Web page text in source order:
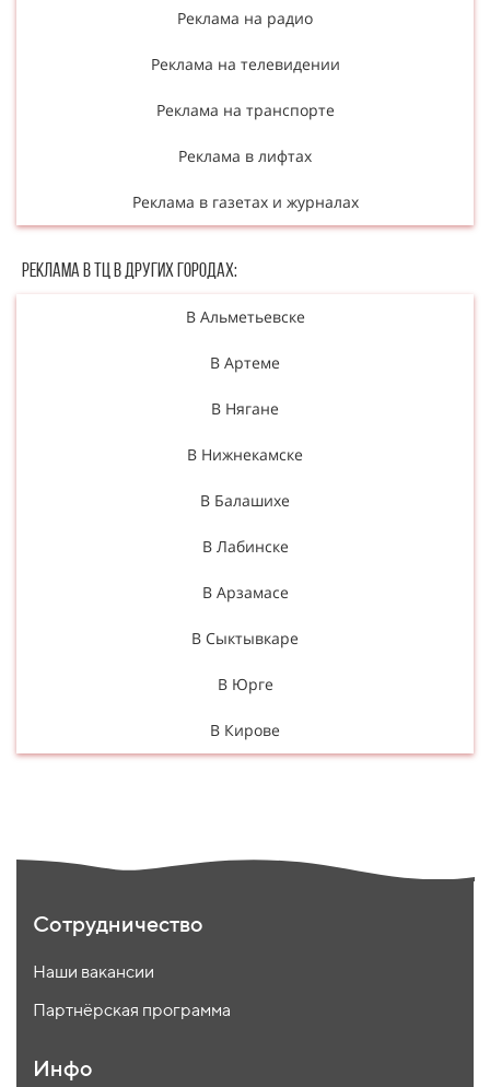
Реклама на радио
Реклама на телевидении
Реклама на транспорте
Реклама в лифтах
Реклама в газетах и журналах
Реклама в ТЦ в Других городах:
В Альметьевске
В Артеме
В Нягане
В Нижнекамске
В Балашихе
В Лабинске
В Арзамасе
В Сыктывкаре
В Юрге
В Кирове
Сотрудничество
Наши вакансии
Партнёрская программа
Инфо